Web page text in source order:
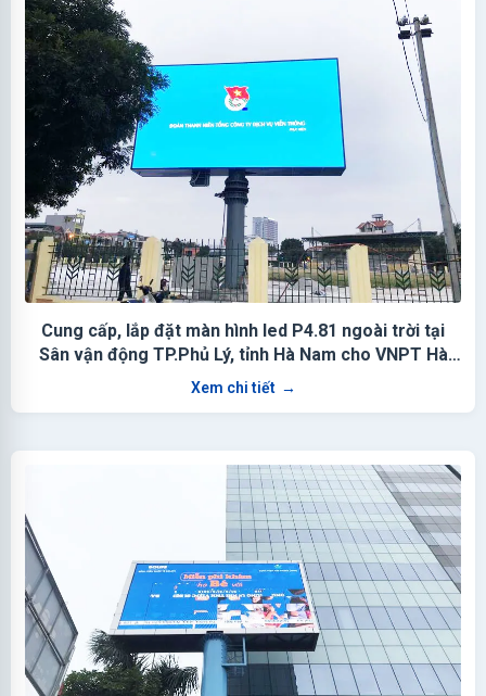
Cung cấp, lắp đặt màn hình led P4.81 ngoài trời tại
Sân vận động TP.Phủ Lý, tỉnh Hà Nam cho VNPT Hà
Nam
Xem chi tiết →